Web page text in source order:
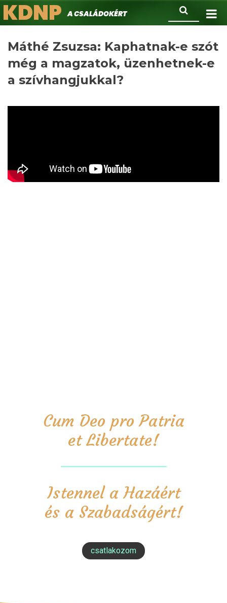
Ugrás
a
Keresés
KDNPA családokért.
Máthé Zsuzsa: Kaphatnak-e szót
még a magzatok, üzenhetnek-e
a szívhangjukkal?
Cum Deo pro Patria
et Libertate!
Istennel a Hazáért
és a Szabadságért!
csatlakozom